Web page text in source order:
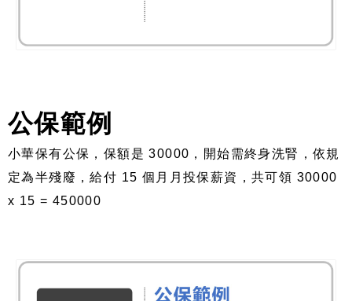
公保範例
小華保有公保，保額是 30000，開始需終身洗腎，依規
定為半殘廢，給付 15 個月月投保薪資，共可領 30000
x 15 = 450000